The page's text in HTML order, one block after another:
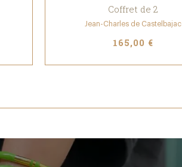
Coffret de 2
Jean-Charles de Castelbajac
165,00 €